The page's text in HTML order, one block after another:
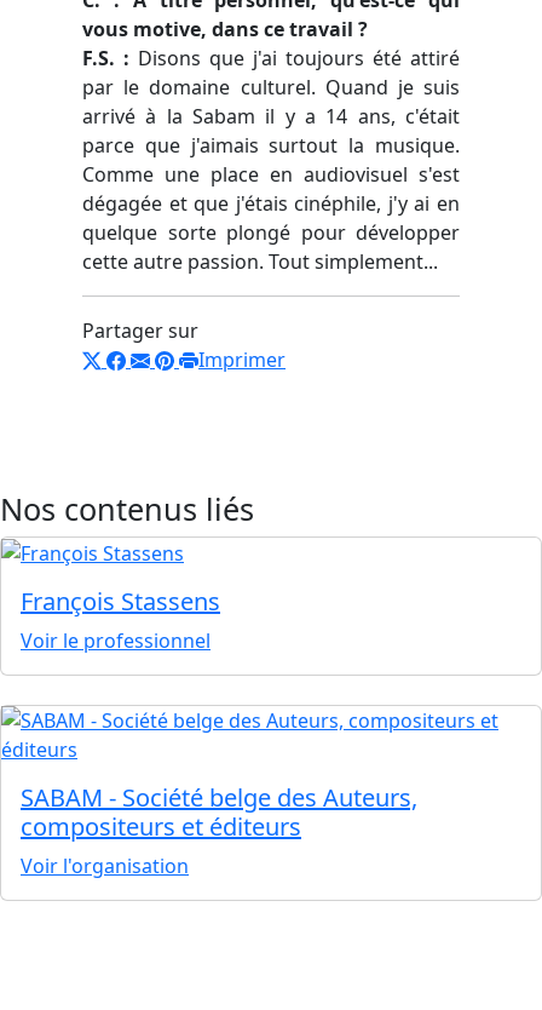
vous motive, dans ce travail ?
F.S. : Disons que j'ai toujours été attiré
par le domaine culturel. Quand je suis
arrivé à la Sabam il y a 14 ans, c'était
parce que j'aimais surtout la musique.
Comme une place en audiovisuel s'est
dégagée et que j'étais cinéphile, j'y ai en
quelque sorte plongé pour développer
cette autre passion. Tout simplement...
Partager sur
Imprimer
Nos contenus liés
François Stassens
Voir le professionnel
SABAM - Société belge des Auteurs,
compositeurs et éditeurs
Voir l'organisation